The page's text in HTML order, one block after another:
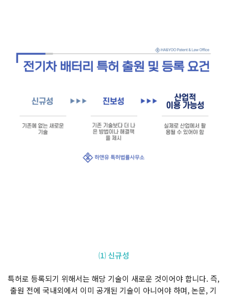
⑴ 신규성
특허로 등록되기 위해서는 해당 기술이 새로운 것이어야 합니다. 즉,
출원 전에 국내외에서 이미 공개된 기술이 아니어야 하며, 논문, 기